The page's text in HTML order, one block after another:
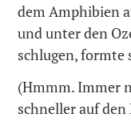
dem Amphibien
und unter den
schlugen,
(Hmmm. Immer
schneller auf